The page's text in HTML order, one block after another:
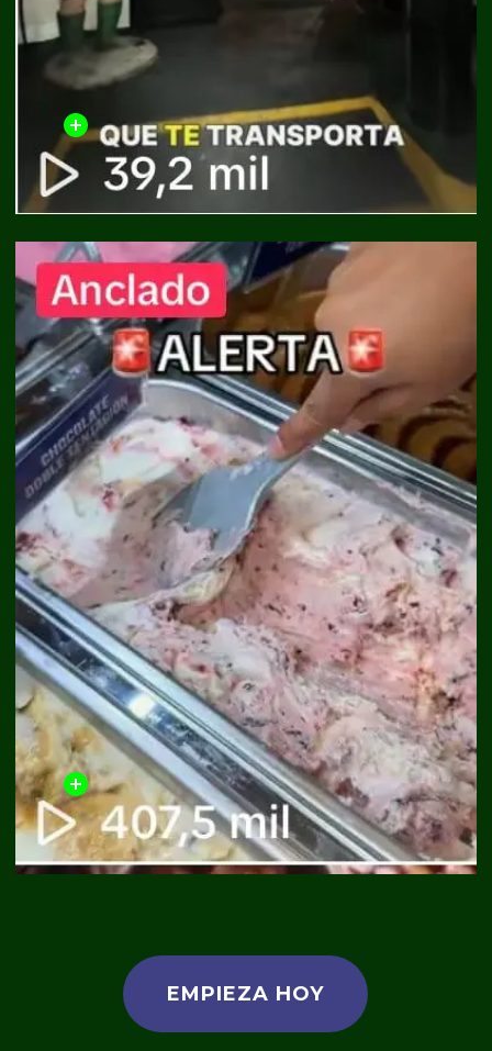
EMPIEZA HOY